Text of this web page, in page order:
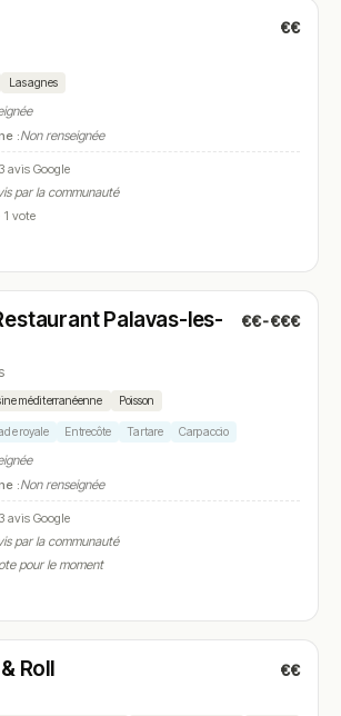
€€
Lasagnes
:Non renseignée
avis Google
par la communauté
1 vote
Palavas-les-
€€-€€€
méditerranéenne Poisson
royale Entrecôte Tartare Carpaccio
:Non renseignée
avis Google
par la communauté
pour le moment
Roll €€